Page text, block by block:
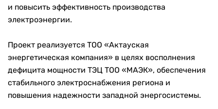
и повысить эффективность производства
электроэнергии.
Проект реализуется ТОО «Актауская
энергетическая компания» в целях восполнения
дефицита мощности ТЭЦ ТОО «МАЭК», обеспечения
стабильного электроснабжения региона и
повышения надежности западной энергосистемы.